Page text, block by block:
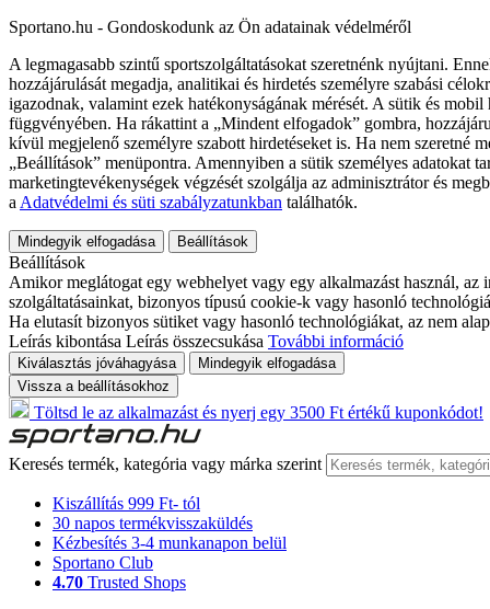
Sportano.hu - Gondoskodunk az Ön adatainak védelméről
A legmagasabb szintű sportszolgáltatásokat szeretnénk nyújtani.
hozzájárulását megadja, analitikai és hirdetés személyre szabási
igazodnak, valamint ezek hatékonyságának mérését. A sütik és
függvényében. Ha rákattint a „Mindent elfogadok” gombra,
kívül megjelenő személyre szabott hirdetéseket is. Ha nem szeretné
„Beállítások” menüpontra. Amennyiben a sütik személyes adatokat
marketingtevékenységek végzését szolgálja az adminisztrátor és
a Adatvédelmi és süti szabályzatunkban találhatók.
Mindegyik elfogadása Beállítások
Beállítások
Amikor meglátogat egy webhelyet vagy egy alkalmazást használ,
szolgáltatásainkat, bizonyos típusú cookie-k vagy hasonló
Ha elutasít bizonyos sütiket vagy hasonló technológiákat, az nem
Leírás kibontása Leírás összecsukása További információ
Kiválasztás jóváhagyása
Mindegyik elfogadása
Vissza a beállításokhoz
Töltsd le az alkalmazást és nyerj egy 3500 Ft értékű kuponkódot!
Keresés termék, kategória vagy márka szerint
Kiszállítás 999 Ft- tól
30 napos termékvisszaküldés
Kézbesítés 3-4 munkanapon belül
Sportano Club
4.70 Trusted Shops